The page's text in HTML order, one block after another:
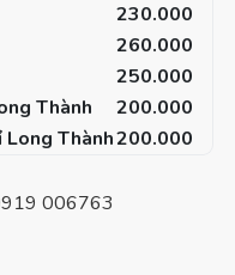
230.000
260.000
250.000
Thành
200.000
Thành200.000
006763